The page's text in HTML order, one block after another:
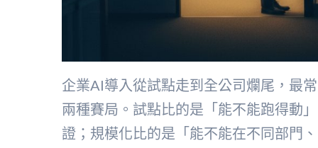
企業AI導入從試點走到全公司爛尾，最
兩種賽局。試點比的是「能不能跑得動
證；規模化比的是「能不能在不同部門